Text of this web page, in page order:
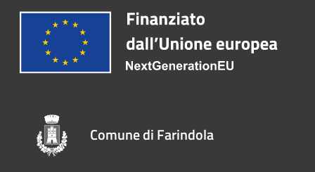
Comune di Farindola